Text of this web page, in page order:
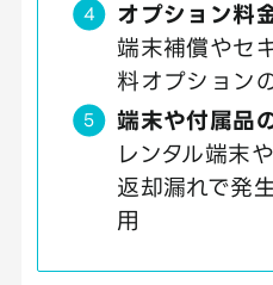
オプション料
端末補償やセ
料オプション
端末や付属品
レンタル端末
返却漏れで発
用